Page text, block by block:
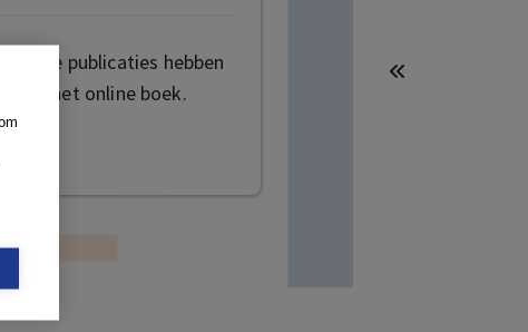
publicaties hebben
tot het online boek.